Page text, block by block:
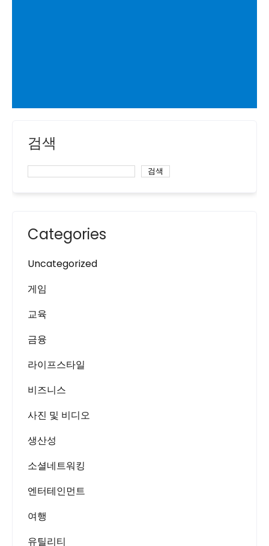
검색
검색
Categories
Uncategorized
게임
교육
금융
라이프스타일
비즈니스
사진 및 비디오
생산성
소셜네트워킹
엔터테인먼트
여행
유틸리티